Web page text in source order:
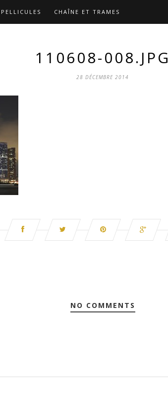
PELLICULES CHAÎNE ET TRAMES
110608-008.JPG
28 DÉCEMBRE 2014
NO COMMENTS